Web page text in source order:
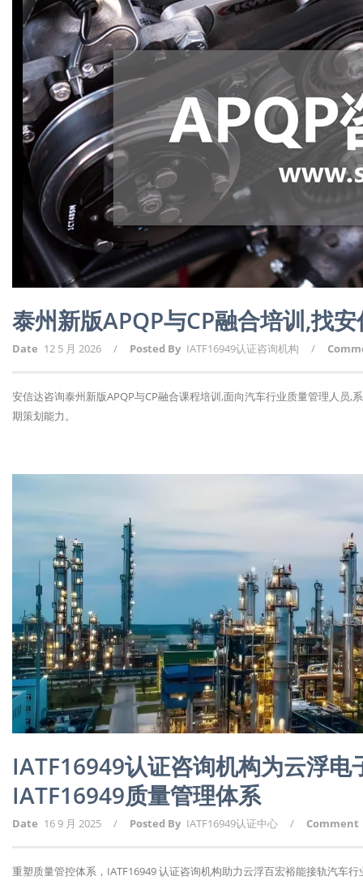
泰州新版APQP与CP融合培训,找
Date 12 5 月 2026 / Posted By IATF16949认证咨询机构 /
安信达咨询泰州新版APQP与CP融合课程培训,面向汽车行业质量管理人员
期策划能力。
IATF16949认证咨询机构为云浮
IATF16949质量管理体系
Date 16 9 月 2025 / Posted By IATF16949认证中心 / Comment
重塑质量管控体系，IATF16949 认证咨询机构助力云浮百宏裕能接轨汽车行